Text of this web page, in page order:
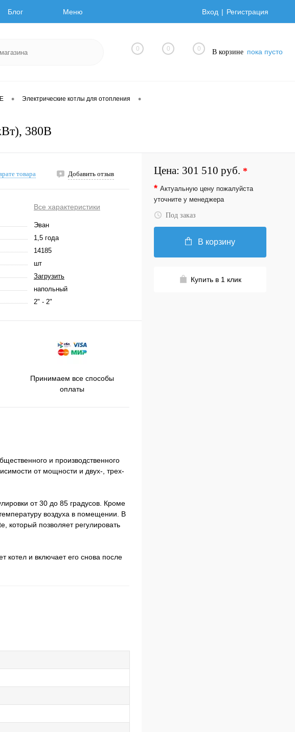
Блог Меню Вход Регистрация
0 0 0 В корзине пока пусто
• Электрические котлы для отопления •
380В
товара Добавить отзыв
Все характеристики
Эван
1,5 года
14185
шт
Загрузить
напольный
2" - 2"
Принимаем все способы
оплаты
и производственного
от мощности и двух-, трех-
от 30 до 85 градусов. Кроме
воздуха в помещении. В
который позволяет регулировать
котел и включает его снова после
Цена: 301 510 руб. *
* Актуальную цену пожалуйста
уточните у менеджера
Под заказ
В корзину
Купить в 1 клик